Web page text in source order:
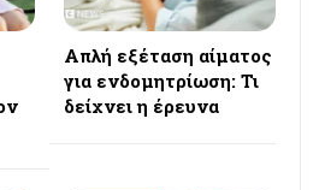
Απλή εξέταση αίματος
για ενδομητρίωση: Τι
δείχνει η έρευνα